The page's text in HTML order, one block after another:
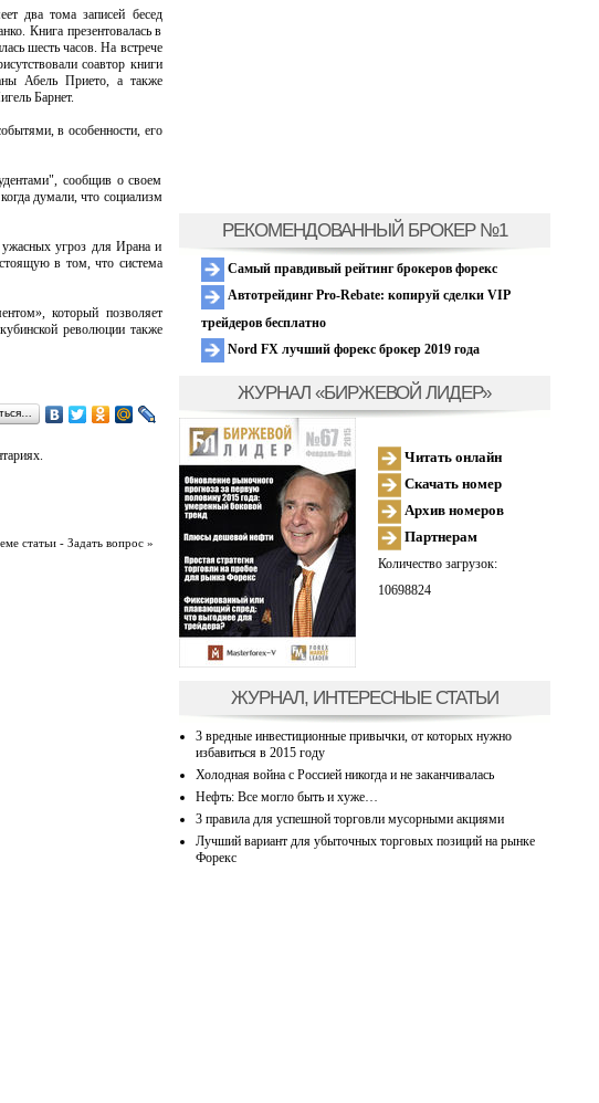
два тома записей бесед
Книга презентовалась в
шесть часов. На встрече
соавтор книги
Абель Прието, а также
Барнет.
в особенности, его
сообщив о своем
думали, что социализм
угроз для Ирана и
в том, что система
который позволяет
революции также
статьи - Задать вопрос »
РЕКОМЕНДОВАННЫЙ БРОКЕР №1
Самый правдивый рейтинг брокеров форекс
Автотрейдинг Pro-Rebate: копируй сделки VIP
трейдеров бесплатно
Nord FX лучший форекс брокер 2019 года
ЖУРНАЛ «БИРЖЕВОЙ ЛИДЕР»
Читать онлайн
Скачать номер
Архив номеров
Партнерам
Количество загрузок:
10698824
ЖУРНАЛ, ИНТЕРЕСНЫЕ СТАТЬИ
3 вредные инвестиционные привычки, от которых нужно
избавиться в 2015 году
Холодная война с Россией никогда и не заканчивалась
Нефть: Все могло быть и хуже…
3 правила для успешной торговли мусорными акциями
Лучший вариант для убыточных торговых позиций на рынке
Форекс